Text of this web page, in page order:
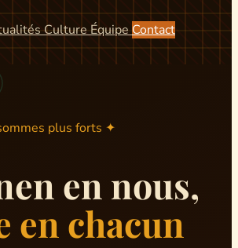
Culture Équipe Contact
plus forts ✦
en nous,
en chacun